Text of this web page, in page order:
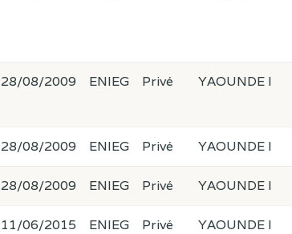
28/08/2009 ENIEG Privé YAOUNDE I
28/08/2009 ENIEG Privé YAOUNDE I
28/08/2009 ENIEG Privé YAOUNDE I
11/06/2015 ENIEG Privé YAOUNDE I